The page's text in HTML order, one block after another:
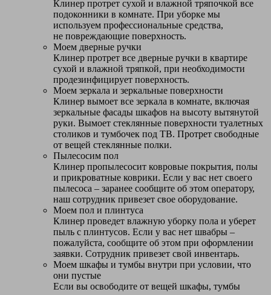
Клинер протрет сухой и влажной тряпочкой все
подоконники в комнате. При уборке мы
используем профессиональные средства,
не повреждающие поверхность.
Моем дверные ручки
Клинер протрет все дверные ручки в квартире
сухой и влажной тряпкой, при необходимости
продезинфицирует поверхность.
Моем зеркала и зеркальные поверхности
Клинер вымоет все зеркала в комнате, включая
зеркальные фасады шкафов на высоту вытянутой
руки. Вымоет стеклянные поверхности туалетных
столиков и тумбочек под ТВ. Протрет свободные
от вещей стеклянные полки.
Пылесосим пол
Клинер пропылесосит ковровые покрытия, полы
и прикроватные коврики. Если у вас нет своего
пылесоса – заранее сообщите об этом оператору,
наш сотрудник привезет свое оборудование.
Моем пол и плинтуса
Клинер проведет влажную уборку пола и уберет
пыль с плинтусов. Если у вас нет швабры –
пожалуйста, сообщите об этом при оформлении
заявки. Сотрудник привезет свой инвентарь.
Моем шкафы и тумбы внутри при условии, что
они пустые
Если вы освободите от вещей шкафы, тумбы